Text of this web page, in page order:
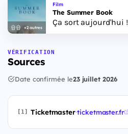
+2 autres
Film
The Summer Book
Ça sort aujourd'hui !
VÉRIFICATION
Sources
Date confirmée le23 juillet 2026
[1] Ticketmaster·ticketmaster.fr